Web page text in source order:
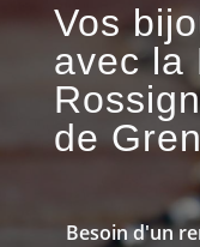
Vos
avec la
de
Besoin d'un